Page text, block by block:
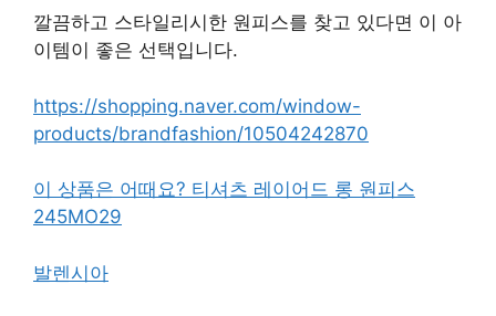
깔끔하고 스타일리시한 원피스를 찾고 있다면 이 아
이템이 좋은 선택입니다.
https://shopping.naver.com/window-
products/brandfashion/10504242870
이 상품은 어때요? 티셔츠 레이어드 롱 원피스
245MO29
발렌시아